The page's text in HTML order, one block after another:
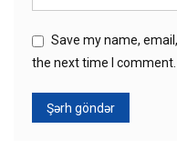
Save my name,
the next time I comment.